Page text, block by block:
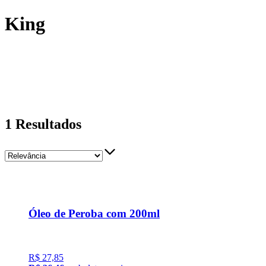
King
1 Resultados
Óleo de Peroba com 200ml
R$ 27,85